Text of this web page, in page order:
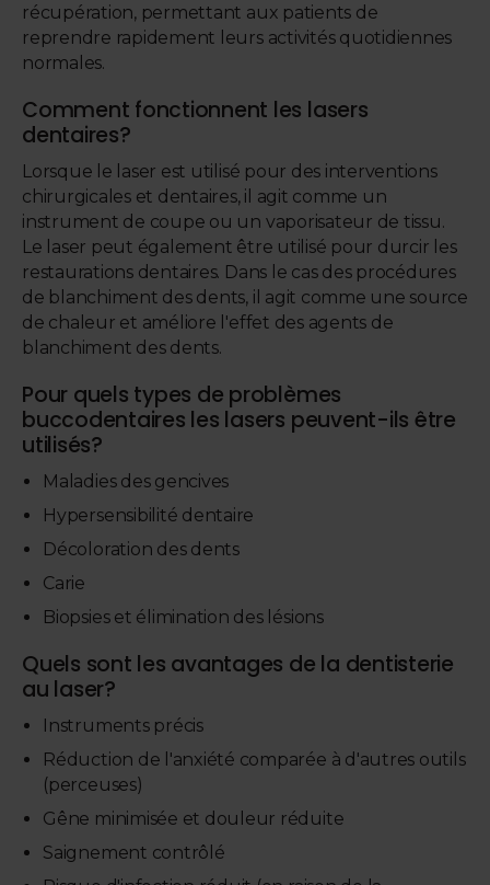
récupération, permettant aux patients de
reprendre rapidement leurs activités quotidiennes
normales.
Comment fonctionnent les lasers
dentaires?
Lorsque le laser est utilisé pour des interventions
chirurgicales et dentaires, il agit comme un
instrument de coupe ou un vaporisateur de tissu.
Le laser peut également être utilisé pour durcir les
restaurations dentaires. Dans le cas des procédures
de blanchiment des dents, il agit comme une source
de chaleur et améliore l'effet des agents de
blanchiment des dents.
Pour quels types de problèmes
buccodentaires les lasers peuvent-ils être
utilisés?
Maladies des gencives
Hypersensibilité dentaire
Décoloration des dents
Carie
Biopsies et élimination des lésions
Quels sont les avantages de la dentisterie
au laser?
Instruments précis
Réduction de l'anxiété comparée à d'autres outils
(perceuses)
Gêne minimisée et douleur réduite
Saignement contrôlé